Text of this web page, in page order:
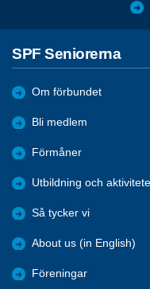
SPF Seniorerna
Om förbundet
Bli medlem
Förmåner
Utbildning och
Så tycker vi
About us (in English)
Föreningar